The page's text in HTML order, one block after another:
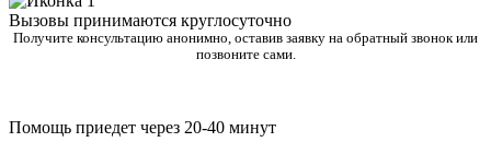
Вызовы принимаются круглосуточно
Получите консультацию анонимно, оставив заявку на обратный звонок или
позвоните сами.
Помощь приедет через 20-40 минут